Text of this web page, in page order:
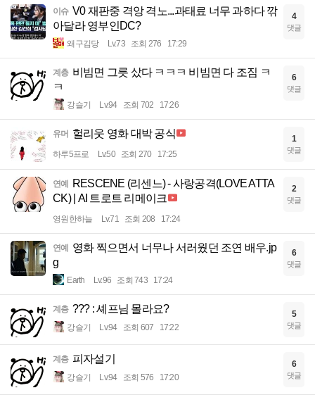
이슈 V0 재판중 격앙 격노...과태료 너무 과하다 깎
아달라 영부인DC?
왜구김당 Lv.73 조회 276 17:29
4
댓글
계층 비빔면 그릇 샀다 ㅋㅋㅋ 비빔면 다 조짐 ㅋ
ㅋ
강슬기 Lv.94 조회 702 17:26
6
댓글
유머 헐리웃 영화 대박 공식
하루5프로 Lv.50 조회 270 17:25
1
댓글
연예
RESCENE (리센느) - 사랑공격(LOVE ATTA
CK) | AI 트로트 리메이크
영원한하늘 Lv.71 조회 208 17:24
2
댓글
연예
영화 찍으면서 너무나 서러웠던 조연 배우.jp
g
Earth Lv.96 조회 743 17:24
6
댓글
계층 ??? : 셰프님 몰라요?
강슬기 Lv.94 조회 607 17:22
5
댓글
계층 피자설기
강슬기 Lv.94 조회 576 17:20
6
댓글